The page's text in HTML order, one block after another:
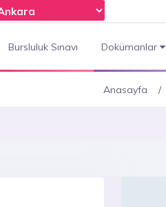
Bursluluk Sınavı Dokümanlar
Anasayfa